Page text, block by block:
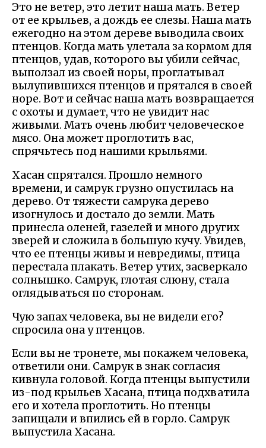
Это не ветер, это летит наша мать. Ветер
от ее крыльев, а дождь ее слезы. Наша мать
ежегодно на этом дереве выводила своих
птенцов. Когда мать улетала за кормом для
птенцов, удав, которого вы убили сейчас,
выползал из своей норы, проглатывал
вылупившихся птенцов и прятался в своей
норе. Вот и сейчас наша мать возвращается
с охоты и думает, что не увидит нас
живыми. Мать очень любит человеческое
мясо. Она может проглотить вас,
спрячьтесь под нашими крыльями.
Хасан спрятался. Прошло немного
времени, и самрук грузно опустилась на
дерево. От тяжести самрука дерево
изогнулось и достало до земли. Мать
принесла оленей, газелей и много других
зверей и сложила в большую кучу. Увидев,
что ее птенцы живы и невредимы, птица
перестала плакать. Ветер утих, засверкало
солнышко. Самрук, глотая слюну, стала
оглядываться по сторонам.
Чую запах человека, вы не видели его?
спросила она у птенцов.
Если вы не тронете, мы покажем человека,
ответили они. Самрук в знак согласия
кивнула головой. Когда птенцы выпустили
из-под крыльев Хасана, птица подхватила
его и хотела проглотить. Но птенцы
запищали и впились ей в горло. Самрук
выпустила Хасана.